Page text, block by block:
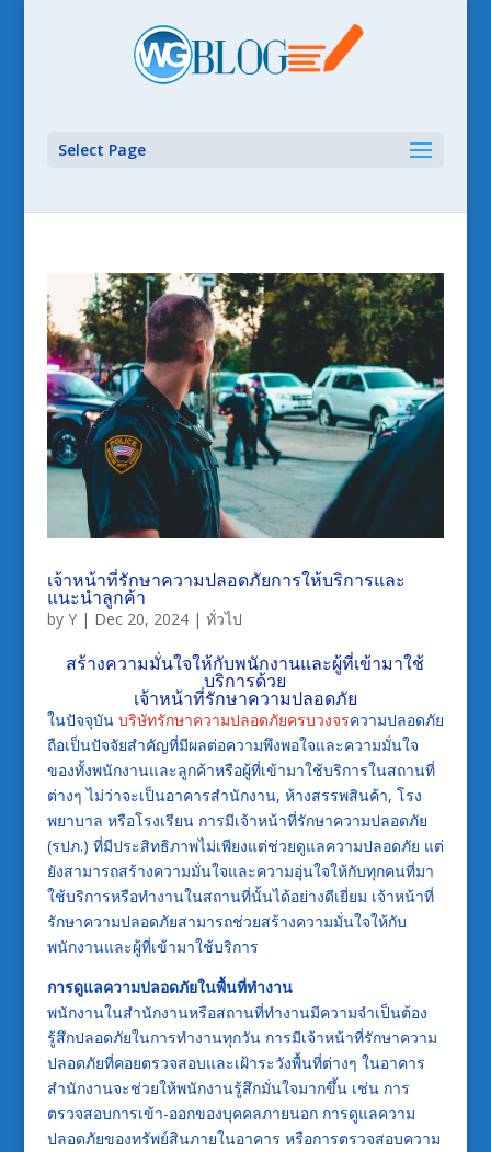
Select Page
เจ้าหน้าที่รักษาความปลอดภัยการให้บริการและ
แนะนำลูกค้า
by Y| Dec 20, 2024| ทั่วไป
สร้างความมั่นใจให้กับพนักงานและผู้ที่เข้ามาใช้
บริการด้วย
เจ้าหน้าที่รักษาความปลอดภัย
ในปัจจุบัน บริษัทรักษาความปลอดภัยครบวงจรความปลอดภัย
ถือเป็นปัจจัยสำคัญที่มีผลต่อความพึงพอใจและความมั่นใจ
ของทั้งพนักงานและลูกค้าหรือผู้ที่เข้ามาใช้บริการในสถานที่
ต่างๆ ไม่ว่าจะเป็นอาคารสำนักงาน, ห้างสรรพสินค้า, โรง
พยาบาล หรือโรงเรียน การมีเจ้าหน้าที่รักษาความปลอดภัย
(รปภ.) ที่มีประสิทธิภาพไม่เพียงแต่ช่วยดูแลความปลอดภัย แต่
ยังสามารถสร้างความมั่นใจและความอุ่นใจให้กับทุกคนที่มา
ใช้บริการหรือทำงานในสถานที่นั้นได้อย่างดีเยี่ยม เจ้าหน้าที่
รักษาความปลอดภัยสามารถช่วยสร้างความมั่นใจให้กับ
พนักงานและผู้ที่เข้ามาใช้บริการ
การดูแลความปลอดภัยในพื้นที่ทำงาน
พนักงานในสำนักงานหรือสถานที่ทำงานมีความจำเป็นต้อง
รู้สึกปลอดภัยในการทำงานทุกวัน การมีเจ้าหน้าที่รักษาความ
ปลอดภัยที่คอยตรวจสอบและเฝ้าระวังพื้นที่ต่างๆ ในอาคาร
สำนักงานจะช่วยให้พนักงานรู้สึกมั่นใจมากขึ้น เช่น การ
ตรวจสอบการเข้า-ออกของบุคคลภายนอก การดูแลความ
ปลอดภัยของทรัพย์สินภายในอาคาร หรือการตรวจสอบความ